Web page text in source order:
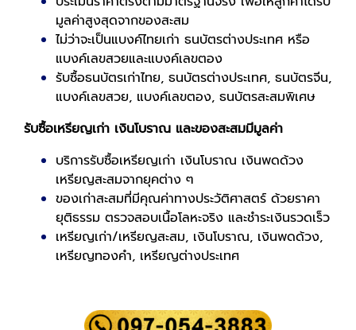
มูลค่าสูงสุดจากของสะสม
ไม่ว่าจะเป็นแบงค์ไทยเก่า ธนบัตรต่างประเทศ หรือ
แบงค์เลขสวยและแบงค์เลขตอง
รับซื้อธนบัตรเก่าไทย, ธนบัตรต่างประเทศ, ธนบัตรจีน,
แบงค์เลขสวย, แบงค์เลขตอง, ธนบัตรสะสมพิเศษ
รับซื้อเหรียญเก่า เงินโบราณ และของสะสมมีมูลค่า
บริการรับซื้อเหรียญเก่า เงินโบราณ เงินพดด้วง
เหรียญสะสมจากยุคต่าง ๆ
ของเก่าสะสมที่มีคุณค่าทางประวัติศาสตร์ ด้วยราคา
ยุติธรรม ตรวจสอบเนื้อโลหะจริง และชำระเงินรวดเร็ว
เหรียญเก่า/เหรียญสะสม, เงินโบราณ, เงินพดด้วง,
เหรียญทองคำ, เหรียญต่างประเทศ